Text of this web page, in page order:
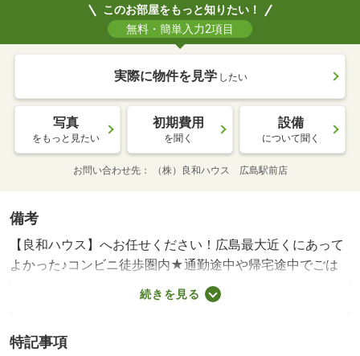
このお部屋をもっと知りたい！
無料・簡単入力2項目
実際に物件を見学 したい
写真
をもっと見たい
初期費用
を聞く
設備
について聞く
お問い合わせ先 （株）良和ハウス 広島駅前店
備考
【良和ハウス】へお任せください！広島最大近くにあって
よかった♪コンビニ徒歩圏内★通勤途中や帰宅途中でごは
んを買えるので、時間を効率的に使えま・賃貸保証等：加
入要（要確認）・近くにあってよかった♪コンビニ徒歩圏内
的に使えます◎欠かせないアイテムが最初から完備◇お引
続きを見る
特記事項